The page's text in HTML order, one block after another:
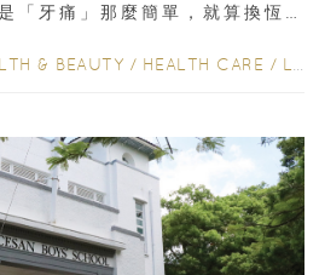
「牙痛」那麼簡單，就算換恆
& BEAUTY / HEALTH CARE / LIFESTYLE